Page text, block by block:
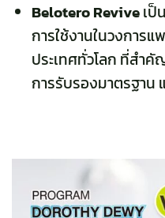
Belotero Reviveเ
การใช้งานในวงการ
ประเทศทั่วโลก ที่สำคั
การรับรองมาตรฐาน